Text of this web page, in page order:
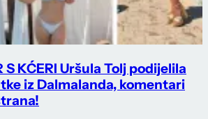
S KĆERI Uršula Tolj podijelila
iz Dalmalanda, komentari